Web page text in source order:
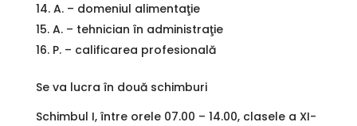
A. – domeniul alimentaţie
A. – tehnician în administraţie
P. – calificarea profesională
Se va lucra în două schimburi
Schimbul I, între orele 07.00 – 14.00, clasele a XI-